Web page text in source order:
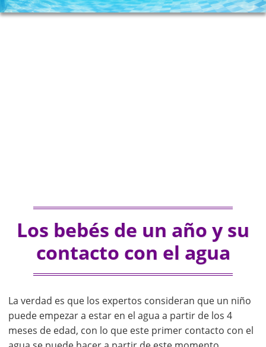
Los bebés de un año y su
contacto con el agua
La verdad es que los expertos consideran que un niño
puede empezar a estar en el agua a partir de los 4
meses de edad, con lo que este primer contacto con el